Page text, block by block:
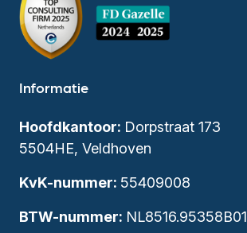
Informatie
Hoofdkantoor: Dorpstraat 173
5504HE, Veldhoven
KvK-nummer: 55409008
BTW-nummer: NL8516.95358B01